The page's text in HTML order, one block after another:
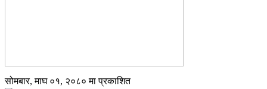
सोमबार, माघ ०१, २०८० मा प्रकाशित